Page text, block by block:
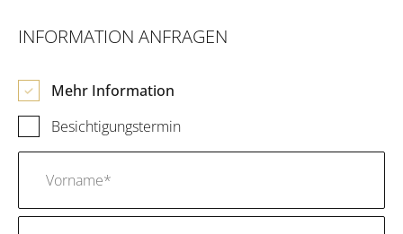
INFORMATION ANFRAGEN
Mehr Information
Besichtigungstermin